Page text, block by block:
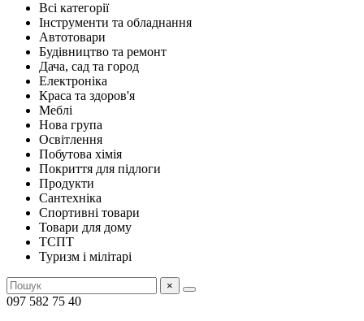
Всі категорії
Інструменти та обладнання
Автотовари
Будівництво та ремонт
Дача, сад та город
Електроніка
Краса та здоров'я
Меблі
Нова група
Освітлення
Побутова хімія
Покриття для підлоги
Продукти
Сантехніка
Спортивні товари
Товари для дому
ТСПТ
Туризм і мілітарі
×
097 582 75 40